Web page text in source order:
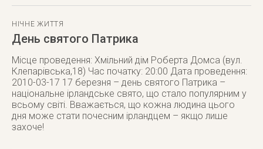
НІЧНЕ ЖИТТЯ
День святого Патрика
Місце проведення: Хмільний дім Роберта Домса (вул.
Клепарівська,18) Час початку: 20:00 Дата проведення:
2010-03-17 17 березня – день святого Патрика –
національне ірландське свято, що стало популярним у
всьому світі. Вважається, що кожна людина цього
дня може стати почесним ірландцем – якщо лише
захоче!